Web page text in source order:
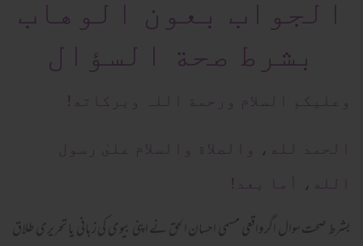
الجواب بعون الوهاب
بشرط صحة السؤال
وعلیکم السلام ورحمة اللہ وبرکاته!
الحمد لله، والصلاة والسلام علىٰ رسول
الله، أما بعد!
بشرط صحت سوال اگر واقعی مسمی احسان الحق نے اپنی بیوی کی زبانی یا تحریری طلاق